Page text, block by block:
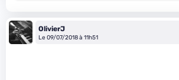
OlivierJ
Le 09/07/2018 à 11h51